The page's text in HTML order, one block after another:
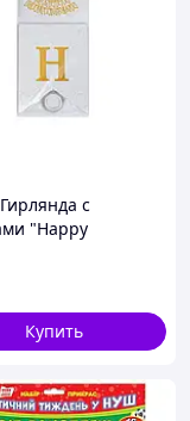
с
"Happy
По лучшей цене!
Купить